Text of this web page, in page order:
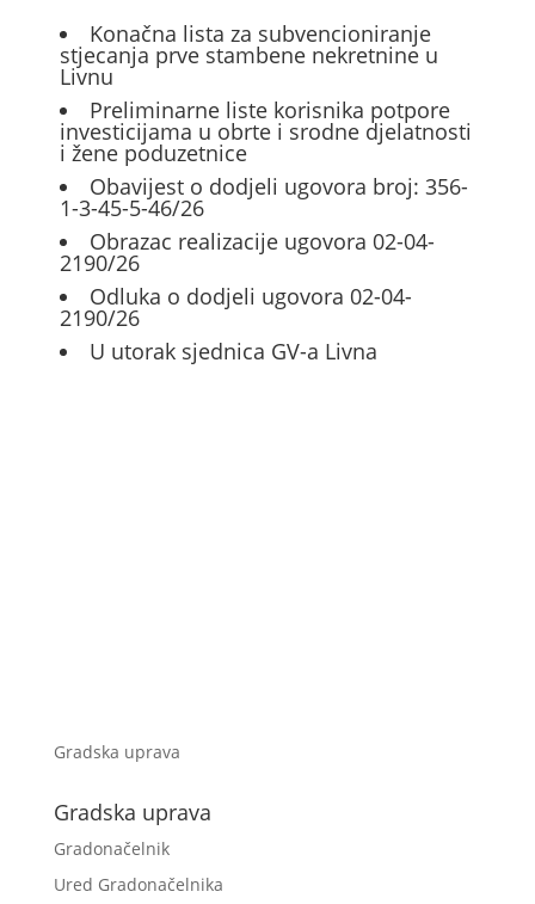
Konačna lista za subvencioniranje
stjecanja prve stambene nekretnine u
Livnu
Preliminarne liste korisnika potpore
investicijama u obrte i srodne djelatnosti
i žene poduzetnice
Obavijest o dodjeli ugovora broj: 356-
1-3-45-5-46/26
Obrazac realizacije ugovora 02-04-
2190/26
Odluka o dodjeli ugovora 02-04-
2190/26
U utorak sjednica GV-a Livna
Gradska uprava
Gradska uprava
Gradonačelnik
Ured Gradonačelnika